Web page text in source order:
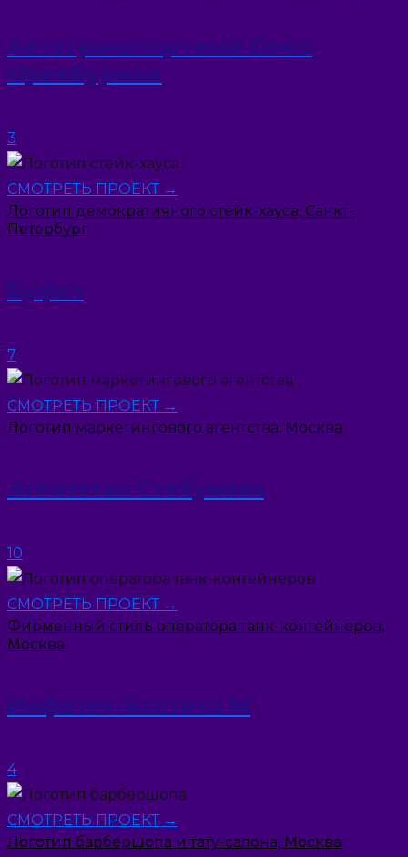
Автотранспортный Союз
Оренбуржья
3
СМОТРЕТЬ ПРОЕКТ →
Логотип демократичного стейк-хауса, Санкт-
Петербург
Буфет
7
СМОТРЕТЬ ПРОЕКТ →
Логотип маркетингового агентства, Москва
Агентство Стебунова
10
СМОТРЕТЬ ПРОЕКТ →
Фирменный стиль оператора танк-контейнеров,
Москва
Инфотек-Балтика М
4
СМОТРЕТЬ ПРОЕКТ →
Логотип барбершопа и тату-салона, Москва